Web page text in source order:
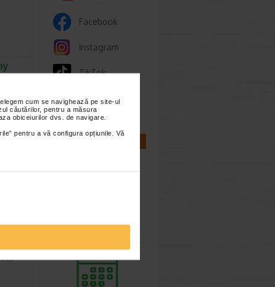
cum se navighează pe site-ul
căutărilor, pentru a măsura
obiceiurilor dvs. de navigare.
pentru a vă configura opțiunile. Vă
de
nivel
Facebook
Instagram
TikTok
Whatsapp
sarcina